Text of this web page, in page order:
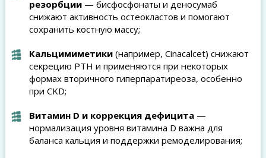
резорбции— бисфосфонаты и деносумаб
снижают активность остеокластов и помогают
сохранить костную массу;
Кальцимиметики(например, Cinacalcet) снижают
секрецию PTH и применяются при некоторых
формах вторичного гиперпаратиреоза, особенно
при CKD;
Витамин D и коррекция дефицита—
нормализация уровня витамина D важна для
баланса кальция и поддержки ремоделирования;